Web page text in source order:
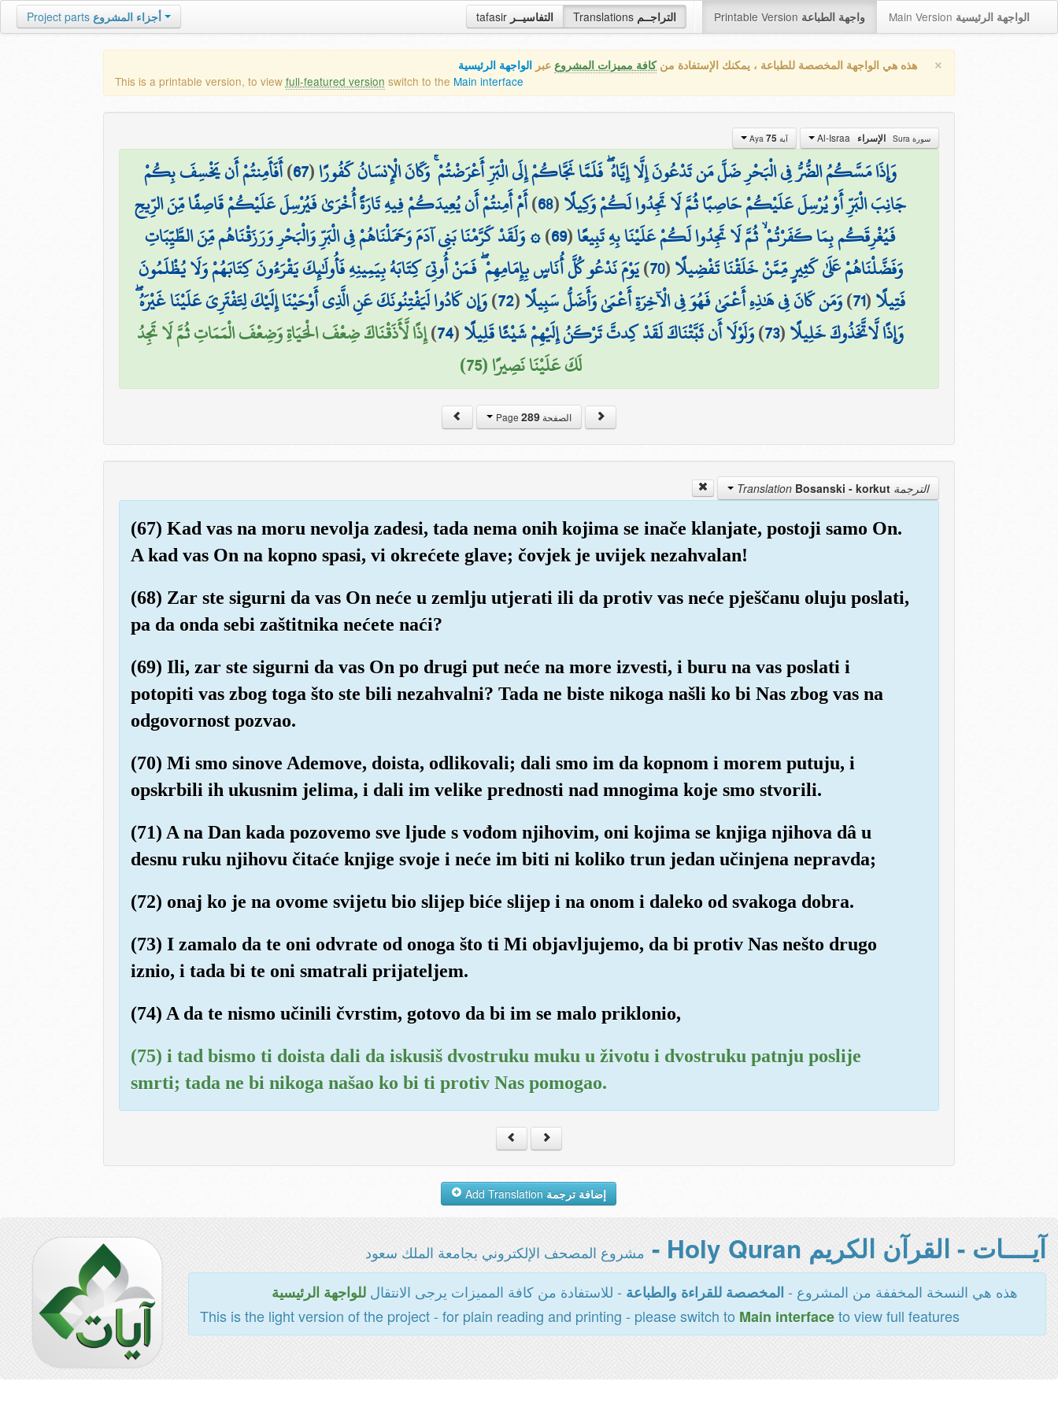
tafasir التفاسيــر Translations التراجــم Printable Version واجهة الطباعة Main Version الواجهة الرئيسية Project parts أجزاء المشروع
× هذه هي الواجهة المخصصة للطباعة ، يمكنك الإستفادة منكافة مميزات المشروع عبر الواجهة الرئيسية
This is a printable version, to view full-featured version switch to the Main interface
سورة Sura الإسراء آية Aya 75
وَإِذَا مَسَّكُمُ الضُّرُّ فِي الْبَحْرِ ضَلَّ مَن تَدْعُونَ إِلَّا إِيَّاهُ ۖ فَلَمَّا نَجَّاكُمْ إِلَى الْبَرِّ أَعْرَضْتُمْ ۚ وَكَانَ الْإِنسَانُ كَفُورًا(
67
)أَفَأَمِنتُمْ أَن يَخْسِفَ بِكُمْ
جَانِبَ الْبَرِّ أَوْ يُرْسِلَ عَلَيْكُمْ حَاصِبًا ثُمَّ لَا تَجِدُوا لَكُمْ وَكِيلًا(
68
)أَمْ أَمِنتُمْ أَن يُعِيدَكُمْ فِيهِ تَارَةً أُخْرَىٰ فَيُرْسِلَ عَلَيْكُمْ قَاصِفًا مِّنَ الرِّيحِ
فَيُغْرِقَكُم بِمَا كَفَرْتُمْ ۙ ثُمَّ لَا تَجِدُوا لَكُمْ عَلَيْنَا بِهِ تَبِيعًا(
69
)۞ وَلَقَدْ كَرَّمْنَا بَنِي آدَمَ وَحَمَلْنَاهُمْ فِي الْبَرِّ وَالْبَحْرِ وَرَزَقْنَاهُم مِّنَ الطَّيِّبَاتِ
وَفَضَّلْنَاهُمْ عَلَىٰ كَثِيرٍ مِّمَّنْ خَلَقْنَا تَفْضِيلًا(
70
)يَوْمَ نَدْعُو كُلَّ أُنَاسٍ بِإِمَامِهِمْ ۖ فَمَنْ أُوتِيَ كِتَابَهُ بِيَمِينِهِ فَأُولَٰئِكَ يَقْرَءُونَ كِتَابَهُمْ وَلَا يُظْلَمُونَ
فَتِيلًا(
71
)وَمَن كَانَ فِي هَٰذِهِ أَعْمَىٰ فَهُوَ فِي الْآخِرَةِ أَعْمَىٰ وَأَضَلُّ سَبِيلًا(
72
)وَإِن كَادُوا لَيَفْتِنُونَكَ عَنِ الَّذِي أَوْحَيْنَا إِلَيْكَ لِتَفْتَرِيَ عَلَيْنَا غَيْرَهُ ۖ
وَإِذًا لَّاتَّخَذُوكَ خَلِيلًا(
73
)وَلَوْلَا أَن ثَبَّتْنَاكَ لَقَدْ كِدتَّ تَرْكَنُ إِلَيْهِمْ شَيْئًا قَلِيلًا(
74
)إِذًا لَّأَذَقْنَاكَ ضِعْفَ الْحَيَاةِ وَضِعْفَ الْمَمَاتِ ثُمَّ لَا تَجِدُ
لَكَ عَلَيْنَا نَصِيرًا (75)
الصفحة Page289
الترجمة Translation Bosanski - korkut
(67) Kad vas na moru nevolja zadesi, tada nema onih kojima se inače klanjate, postoji samo On.
A kad vas On na kopno spasi, vi okrećete glave; čovjek je uvijek nezahvalan!
(68) Zar ste sigurni da vas On neće u zemlju utjerati ili da protiv vas neće pješčanu oluju poslati,
pa da onda sebi zaštitnika nećete naći?
(69) Ili, zar ste sigurni da vas On po drugi put neće na more izvesti, i buru na vas poslati i
potopiti vas zbog toga što ste bili nezahvalni? Tada ne biste nikoga našli ko bi Nas zbog vas na
odgovornost pozvao.
(70) Mi smo sinove Ademove, doista, odlikovali; dali smo im da kopnom i morem putuju, i
opskrbili ih ukusnim jelima, i dali im velike prednosti nad mnogima koje smo stvorili.
(71) A na Dan kada pozovemo sve ljude s vođom njihovim, oni kojima se knjiga njihova dâ u
desnu ruku njihovu čitaće knjige svoje i neće im biti ni koliko trun jedan učinjena nepravda;
(72) onaj ko je na ovome svijetu bio slijep biće slijep i na onom i daleko od svakoga dobra.
(73) I zamalo da te oni odvrate od onoga što ti Mi objavljujemo, da bi protiv Nas nešto drugo
iznio, i tada bi te oni smatrali prijateljem.
(74) A da te nismo učinili čvrstim, gotovo da bi im se malo priklonio,
(75) i tad bismo ti doista dali da iskusiš dvostruku muku u životu i dvostruku patnju poslije
smrti; tada ne bi nikoga našao ko bi ti protiv Nas pomogao.
إضافة ترجمة
آيــــات - القرآن الكريم Holy Quran - مشروع المصحف الإلكتروني بجامعة الملك سعود
هذه هي النسخة المخففة من المشروع - المخصصة للقراءة والطباعة - للاستفادة من كافة المميزات يرجى الانتقالللواجهة الرئيسية
This is the light version of the project - for plain reading and printing - please switch to Main interfaceto view full features